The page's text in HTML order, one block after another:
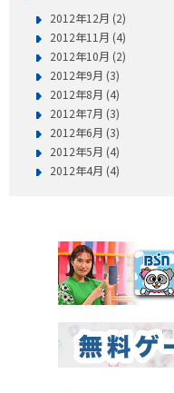
2012年12月 (2)
2012年11月 (4)
2012年10月 (2)
2012年9月 (3)
2012年8月 (4)
2012年7月 (3)
2012年6月 (3)
2012年5月 (4)
2012年4月 (4)